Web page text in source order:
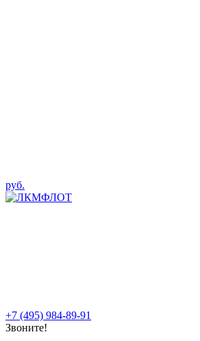
руб.
+7 (495) 984-89-91
Звоните!